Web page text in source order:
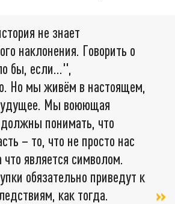
не знает
наклонения. Говорить о
бы, если...",
Но мы живём в настоящем,
Мы воюющая
понимать, что
– то, что не просто нас
что является символом.
обязательно приведут к
как тогда.